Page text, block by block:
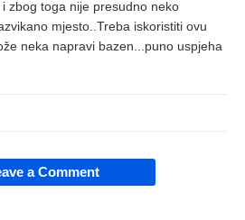
zbog toga nije presudno neko
mjesto..Treba iskoristiti ovu
neka napravi bazen...puno uspjeha
a Comment